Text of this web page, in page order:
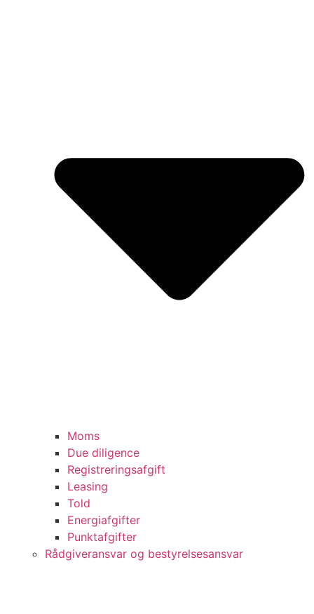
Moms
Due diligence
Registreringsafgift
Leasing
Told
Energiafgifter
Punktafgifter
Rådgiveransvar og bestyrelsesansvar